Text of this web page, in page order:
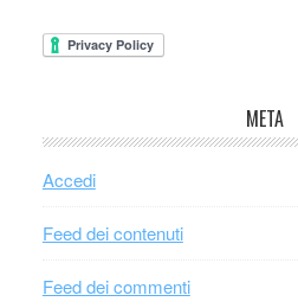
META
Accedi
Feed dei contenuti
Feed dei commenti